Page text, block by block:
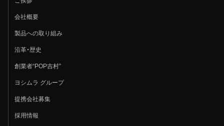
会社概要
製品への取り組み
沿革・歴史
創業者“POP吉村”
ヨシムラ グループ
提携会社募集
採用情報